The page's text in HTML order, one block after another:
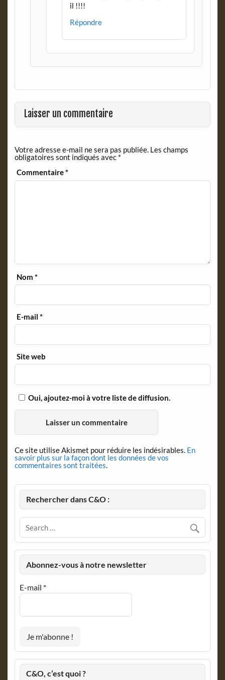
il !!!!
Répondre
Laisser un commentaire
Votre adresse e-mail ne sera pas publiée. Les champs
obligatoires sont indiqués avec *
Commentaire*
Nom*
E-mail*
Site web
Oui, ajoutez-moi à votre liste de diffusion.
Ce site utilise Akismet pour réduire les indésirables. En
savoir plus sur la façon dont les données de vos
commentaires sont traitées.
Rechercher dans C&O :
Abonnez-vous à notre newsletter
E-mail *
C&O, c’est quoi ?